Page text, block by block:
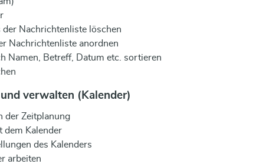
der Nachrichtenliste löschen
Nachrichtenliste anordnen
Namen, Betreff, Datum etc. sortieren
verwalten (Kalender)
der Zeitplanung
dem Kalender
des Kalenders
arbeiten